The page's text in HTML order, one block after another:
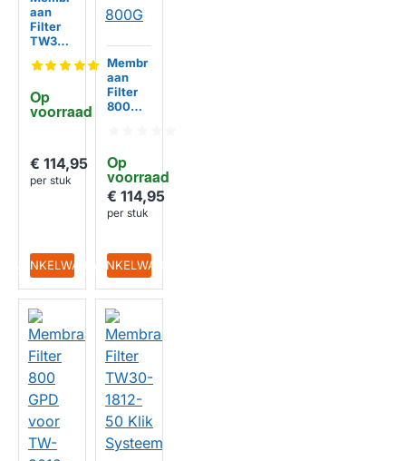
Op
voorraad
aan
Filter
TW30-
800
€ 114,95
per stuk
IN WINKELWAGEN
HUISMERK
Op
voorraad
Membr
aan
Filter
800
3213-
800G
€ 114,95
per stuk
IN WINKELWAGEN